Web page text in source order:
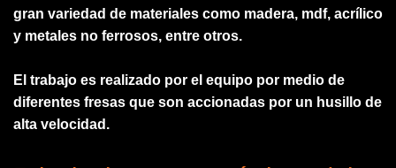
gran variedad de materiales como madera, mdf, acrílico
y metales no ferrosos, entre otros.
El trabajo es realizado por el equipo por medio de
diferentes fresas que son accionadas por un husillo de
alta velocidad.